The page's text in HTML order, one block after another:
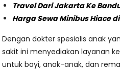
Travel Dari Jakarta Ke
Harga Sewa Minibus Hiace
Dengan dokter spesialis anak
sakit ini menyediakan layanan
untuk bayi, anak-anak, dan